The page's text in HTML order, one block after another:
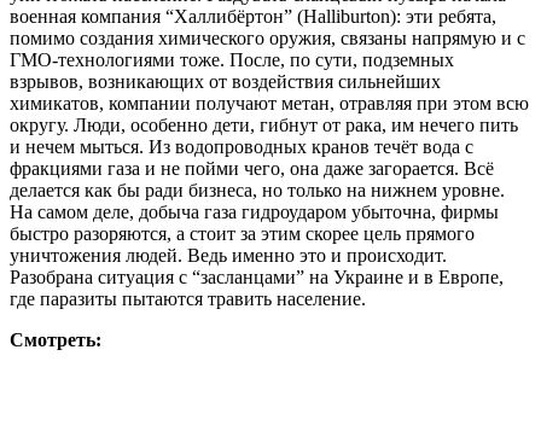
военная компания “Халлибёртон” (Halliburton): эти ребята,
помимо создания химического оружия, связаны напрямую и с
ГМО-технологиями тоже. После, по сути, подземных
взрывов, возникающих от воздействия сильнейших
химикатов, компании получают метан, отравляя при этом всю
округу. Люди, особенно дети, гибнут от рака, им нечего пить
и нечем мыться. Из водопроводных кранов течёт вода с
фракциями газа и не пойми чего, она даже загорается. Всё
делается как бы ради бизнеса, но только на нижнем уровне.
На самом деле, добыча газа гидроударом убыточна, фирмы
быстро разоряются, а стоит за этим скорее цель прямого
уничтожения людей. Ведь именно это и происходит.
Разобрана ситуация с “засланцами” на Украине и в Европе,
где паразиты пытаются травить население.
Смотреть: